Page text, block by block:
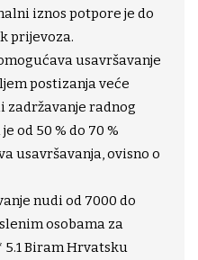
iznos potpore je do
prijevoza.
usavršavanje
postizanja veće
radnog
od 50 % do 70 %
usavršavanja, ovisno o
nudi od 7000 do
osobama za
Biram Hrvatsku